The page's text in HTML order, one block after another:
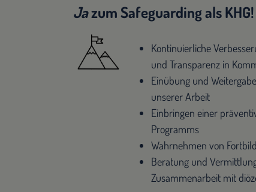
Jazum Safeguarding als KHG!
Kontinuierliche
und Transparenz in
Einübung und
unserer Arbeit
Einbringen einer
Programms
Wahrnehmen von
Beratung und
Zusammenarbeit mit